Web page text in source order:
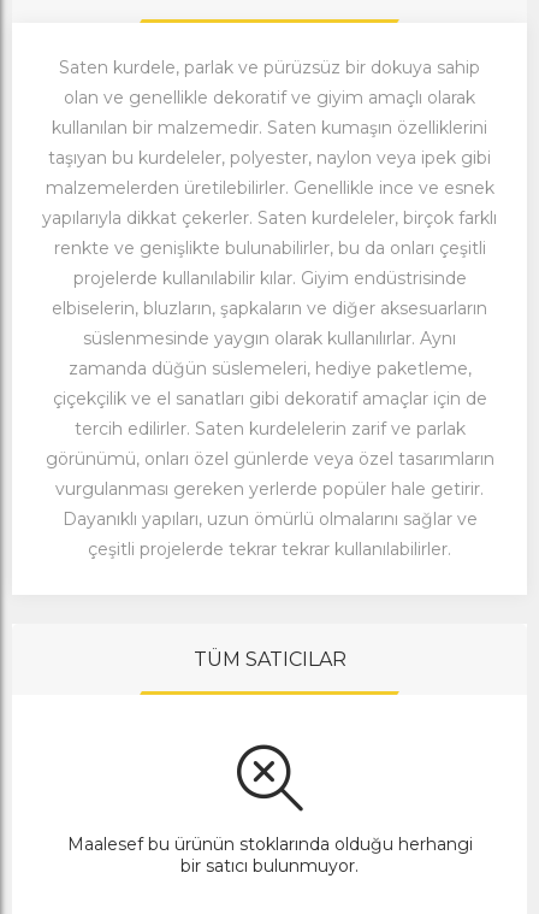
Saten kurdele, parlak ve pürüzsüz bir dokuya sahip
olan ve genellikle dekoratif ve giyim amaçlı olarak
kullanılan bir malzemedir. Saten kumaşın özelliklerini
taşıyan bu kurdeleler, polyester, naylon veya ipek gibi
malzemelerden üretilebilirler. Genellikle ince ve esnek
yapılarıyla dikkat çekerler. Saten kurdeleler, birçok farklı
renkte ve genişlikte bulunabilirler, bu da onları çeşitli
projelerde kullanılabilir kılar. Giyim endüstrisinde
elbiselerin, bluzların, şapkaların ve diğer aksesuarların
süslenmesinde yaygın olarak kullanılırlar. Aynı
zamanda düğün süslemeleri, hediye paketleme,
çiçekçilik ve el sanatları gibi dekoratif amaçlar için de
tercih edilirler. Saten kurdelelerin zarif ve parlak
görünümü, onları özel günlerde veya özel tasarımların
vurgulanması gereken yerlerde popüler hale getirir.
Dayanıklı yapıları, uzun ömürlü olmalarını sağlar ve
çeşitli projelerde tekrar tekrar kullanılabilirler.
TÜM SATICILAR
Maalesef bu ürünün stoklarında olduğu herhangi
bir satıcı bulunmuyor.